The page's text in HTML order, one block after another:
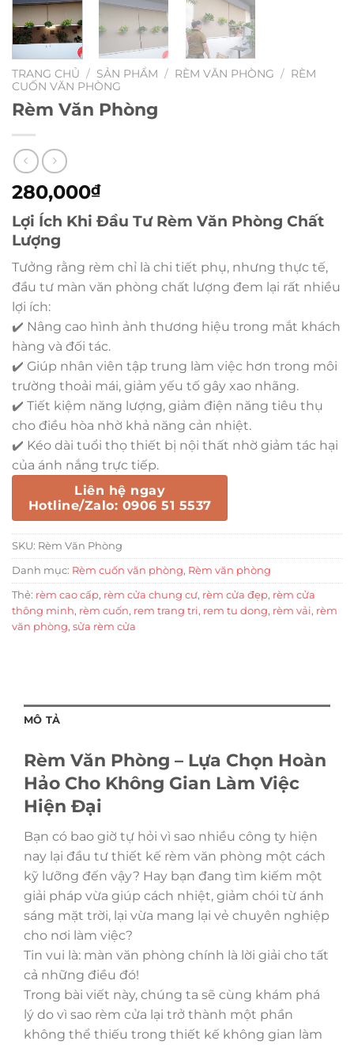
TRANG CHỦ / SẢN PHẨM / RÈM VĂN PHÒNG / RÈM
CUỐN VĂN PHÒNG
Rèm Văn Phòng
280,000₫
Lợi Ích Khi Đầu Tư Rèm Văn Phòng Chất
Lượng
Tưởng rằng rèm chỉ là chi tiết phụ, nhưng thực tế,
đầu tư màn văn phòng chất lượng đem lại rất nhiều
lợi ích:
✔️ Nâng cao hình ảnh thương hiệu trong mắt khách
hàng và đối tác.
✔️ Giúp nhân viên tập trung làm việc hơn trong môi
trường thoải mái, giảm yếu tố gây xao nhãng.
✔️ Tiết kiệm năng lượng, giảm điện năng tiêu thụ
cho điều hòa nhờ khả năng cản nhiệt.
✔️ Kéo dài tuổi thọ thiết bị nội thất nhờ giảm tác hại
của ánh nắng trực tiếp.
Liên hệ ngay
Hotline/Zalo: 0906 51 5537
SKU: Rèm Văn Phòng
Danh mục: Rèm cuốn văn phòng, Rèm văn phòng
Thẻ: rèm cao cấp, rèm cửa chung cư, rèm cửa đẹp, rèm cửa
thông minh, rèm cuốn, rem trang tri, rem tu dong, rèm vải, rèm
văn phòng, sửa rèm cửa
MÔ TẢ
Rèm Văn Phòng – Lựa Chọn Hoàn
Hảo Cho Không Gian Làm Việc
Hiện Đại
Bạn có bao giờ tự hỏi vì sao nhiều công ty hiện
nay lại đầu tư thiết kế rèm văn phòng một cách
kỹ lưỡng đến vậy? Hay bạn đang tìm kiếm một
giải pháp vừa giúp cách nhiệt, giảm chói từ ánh
sáng mặt trời, lại vừa mang lại vẻ chuyên nghiệp
cho nơi làm việc?
Tin vui là: màn văn phòng chính là lời giải cho tất
cả những điều đó!
Trong bài viết này, chúng ta sẽ cùng khám phá
lý do vì sao rèm cửa lại trở thành một phần
không thể thiếu trong thiết kế không gian làm